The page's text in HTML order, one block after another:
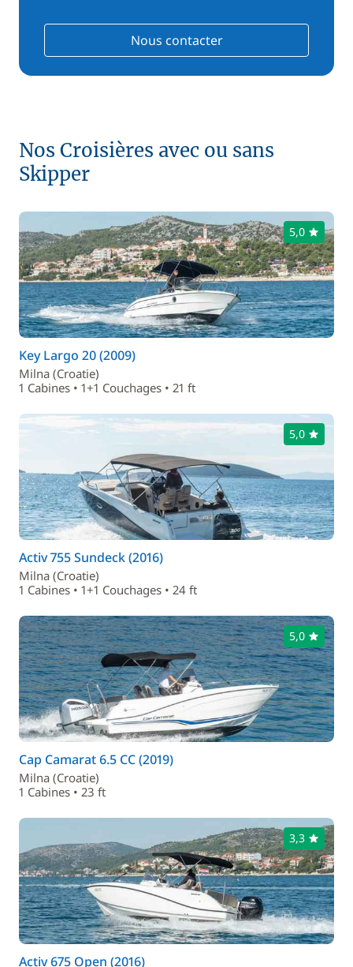
Nous contacter
Nos Croisières avec ou sans
Skipper
5,0
Key Largo 20 (2009)
Milna (Croatie)
1 Cabines • 1+1 Couchages • 21 ft
5,0
Activ 755 Sundeck (2016)
Milna (Croatie)
1 Cabines • 1+1 Couchages • 24 ft
5,0
Cap Camarat 6.5 CC (2019)
Milna (Croatie)
1 Cabines • 23 ft
3,3
Activ 675 Open (2016)